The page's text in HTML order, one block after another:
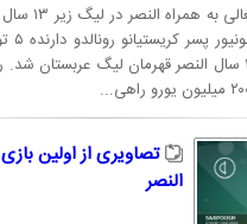
پسر اسطوره
دنیا با تیم زیر ۱۳ سال النصر قهرمان لیگ
تصاویری از اولین
النصر